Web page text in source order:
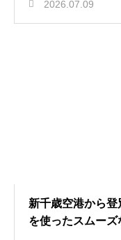
2026.07.09
新千歳空港から
を使ったスムーズ